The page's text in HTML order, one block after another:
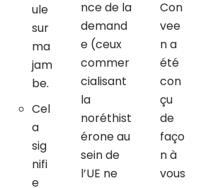
ule
sur
ma
jam
be.
Cel
a
sig
nifi
e
nce de la
demand
e (ceux
commer
cialisant
la
noréthist
érone au
sein de
l’UE ne
Con
vee
n a
été
con
çu
de
faço
n à
vous